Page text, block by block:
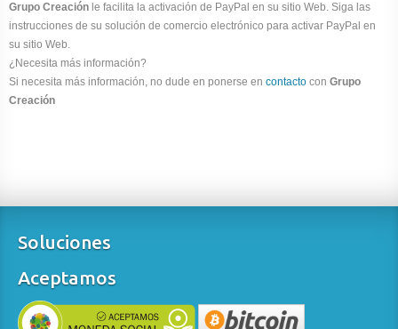
Grupo Creación le facilita la activación de PayPal en su sitio Web. Siga las
instrucciones de su solución de comercio electrónico para activar PayPal en
su sitio Web.
¿Necesita más información?
Si necesita más información, no dude en ponerse en contacto con Grupo
Creación
Soluciones
Aceptamos